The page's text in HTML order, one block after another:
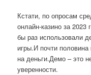
Кстати, по опросам
онлайн-казино за 2023
бы раз использовали
игры.И почти
на деньги.Демо – это
уверенности.